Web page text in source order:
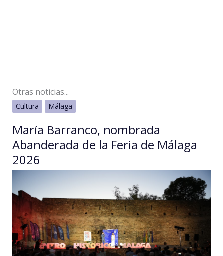
Otras noticias...
Cultura Málaga
María Barranco, nombrada
Abanderada de la Feria de Málaga
2026